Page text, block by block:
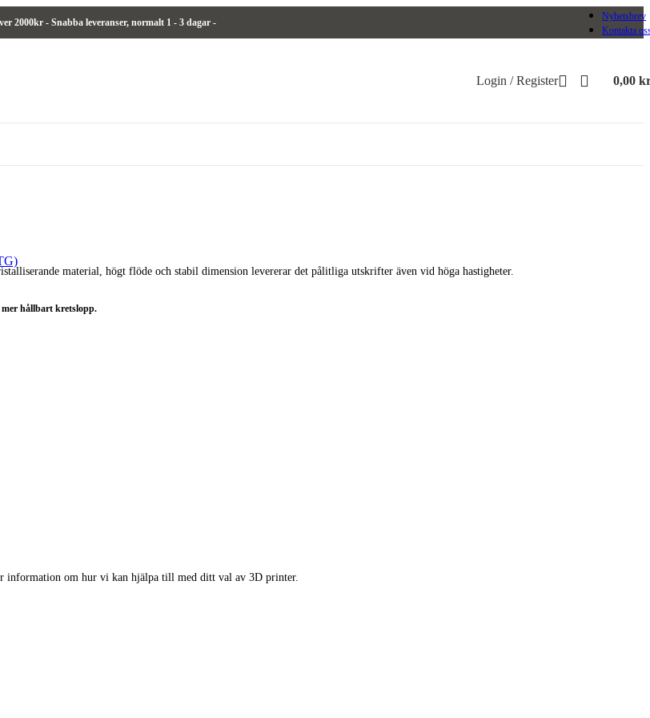
2000kr - Snabba leveranser, normalt 1 - 3 dagar -
Nyhetsbrev
Kontakta
Login / Register 0,00
material, högt flöde och stabil dimension levererar det pålitliga utskrifter även vid höga hastigheter.
mer hållbart kretslopp.
information om hur vi kan hjälpa till med ditt val av 3D printer.